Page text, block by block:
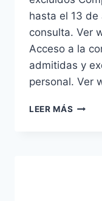
hasta el 13
consulta. Ver
Acceso a la
admitidas y
personal. Ver
LEER MÁS